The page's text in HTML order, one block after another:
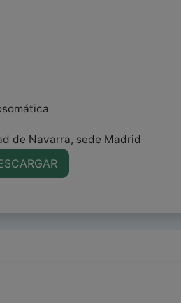
de Navarra, sede Madrid